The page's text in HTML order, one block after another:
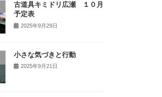
古道具キミドリ広瀬 １０月
予定表
2025年9月29日
小さな気づきと行動
2025年9月21日